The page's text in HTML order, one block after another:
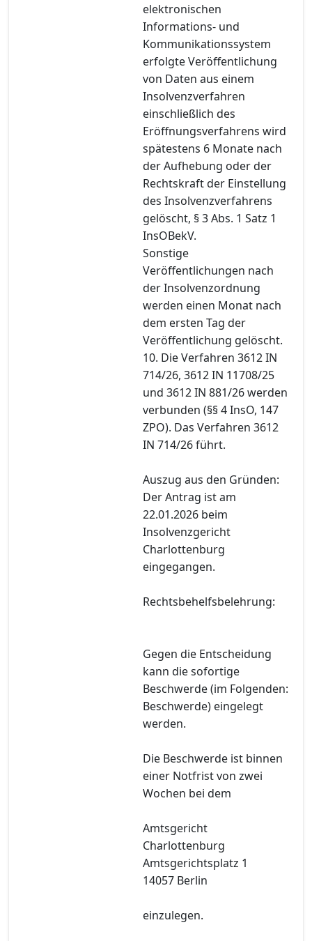
elektronischen
Informations- und
Kommunikationssystem
erfolgte Veröffentlichung
von Daten aus einem
Insolvenzverfahren
einschließlich des
Eröffnungsverfahrens wird
spätestens 6 Monate nach
der Aufhebung oder der
Rechtskraft der Einstellung
des Insolvenzverfahrens
gelöscht, § 3 Abs. 1 Satz 1
InsOBekV.
Sonstige
Veröffentlichungen nach
der Insolvenzordnung
werden einen Monat nach
dem ersten Tag der
Veröffentlichung gelöscht.
10. Die Verfahren 3612 IN
714/26, 3612 IN 11708/25
und 3612 IN 881/26 werden
verbunden (§§ 4 InsO, 147
ZPO). Das Verfahren 3612
IN 714/26 führt.
Auszug aus den Gründen:
Der Antrag ist am
22.01.2026 beim
Insolvenzgericht
Charlottenburg
eingegangen.
Rechtsbehelfsbelehrung:
Gegen die Entscheidung
kann die sofortige
Beschwerde (im Folgenden:
Beschwerde) eingelegt
werden.
Die Beschwerde ist binnen
einer Notfrist von zwei
Wochen bei dem
Amtsgericht
Charlottenburg
Amtsgerichtsplatz 1
14057 Berlin
einzulegen.